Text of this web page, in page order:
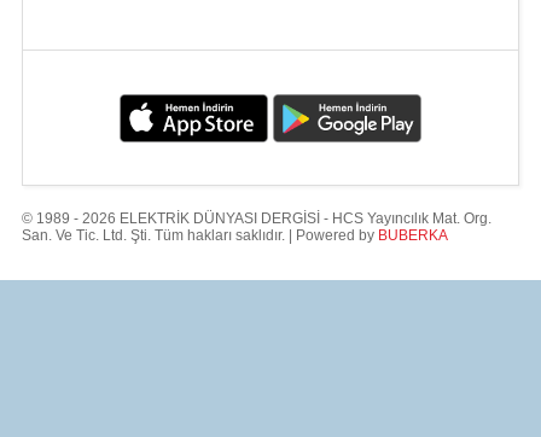
© 1989 - 2026 ELEKTRİK DÜNYASI DERGİSİ - HCS Yayıncılık Mat. Org.
San. Ve Tic. Ltd. Şti. Tüm hakları saklıdır. | Powered by BUBERKA